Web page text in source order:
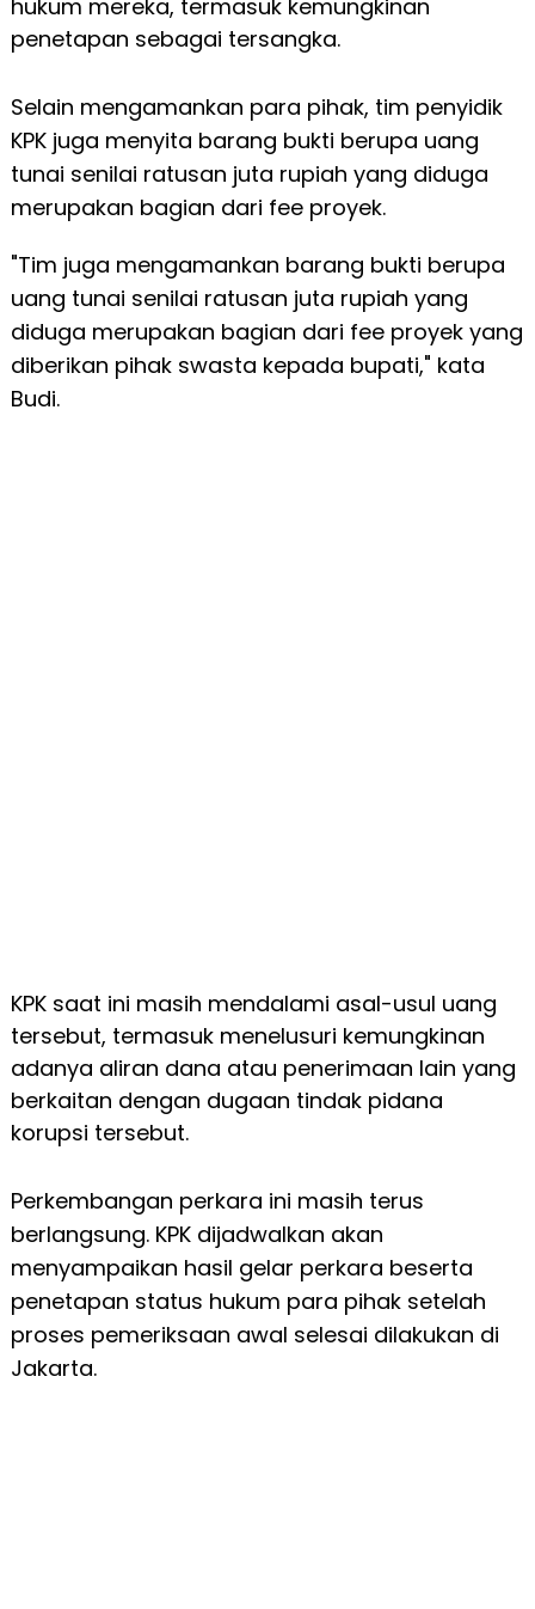
hukum mereka, termasuk kemungkinan
penetapan sebagai tersangka.
Selain mengamankan para pihak, tim penyidik
KPK juga menyita barang bukti berupa uang
tunai senilai ratusan juta rupiah yang diduga
merupakan bagian dari fee proyek.
"Tim juga mengamankan barang bukti berupa
uang tunai senilai ratusan juta rupiah yang
diduga merupakan bagian dari fee proyek yang
diberikan pihak swasta kepada bupati," kata
Budi.
KPK saat ini masih mendalami asal-usul uang
tersebut, termasuk menelusuri kemungkinan
adanya aliran dana atau penerimaan lain yang
berkaitan dengan dugaan tindak pidana
korupsi tersebut.
Perkembangan perkara ini masih terus
berlangsung. KPK dijadwalkan akan
menyampaikan hasil gelar perkara beserta
penetapan status hukum para pihak setelah
proses pemeriksaan awal selesai dilakukan di
Jakarta.